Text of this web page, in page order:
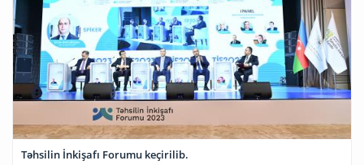
Təhsilin İnkişafı Forumu keçirilib.